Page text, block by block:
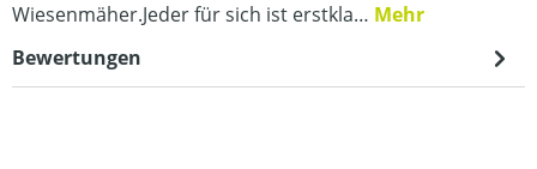
Wiesenmäher.Jeder für sich ist erstkla… Mehr
Bewertungen